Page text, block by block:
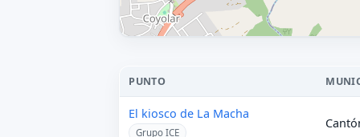
PUNTO
El kiosco de La Macha
Grupo ICE